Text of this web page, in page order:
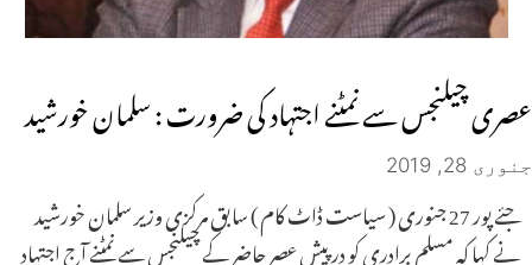
عصری چیلنجس سے نمٹنے اجتہاد کی ضرورت : سلمان خورشید
جنوری 28, 2019
جئے پور 27 جنوری ( سیاست ڈاٹ کام ) سابق مرکزی وزیر سلمان خورشید
نے کہا کہ مسلم برادری کو درپیش عصر حاضر کے چیلنجس سے نمٹنے آج اجتہاد